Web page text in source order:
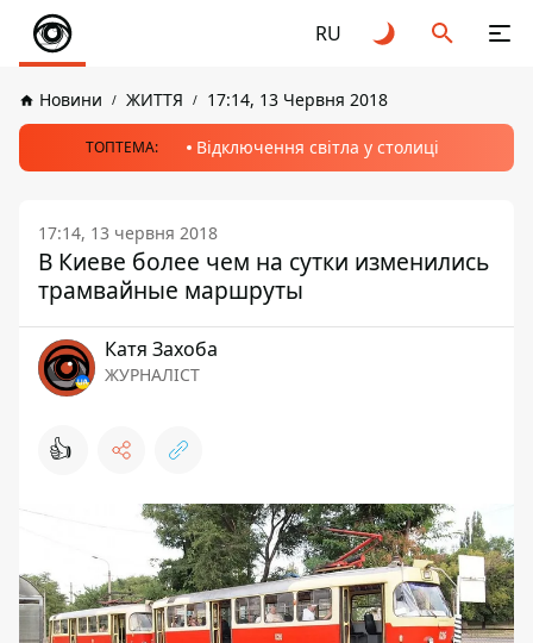
RU
Новини ЖИТТЯ 17:14, 13 Червня 2018
ТОПТЕМА: Відключення світла у столиці
17:14, 13 червня 2018
В Киеве более чем на сутки изменились
трамвайные маршруты
Катя Захоба
ЖУРНАЛІСТ
👍